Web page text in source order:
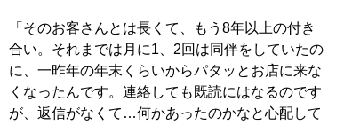
「そのお客さんとは長くて、もう8年以上の付き
合い。それまでは月に1、2回は同伴をしていたの
に、一昨年の年末くらいからパタッとお店に来な
くなったんです。連絡しても既読にはなるのです
が、返信がなくて…何かあったのかなと心配して